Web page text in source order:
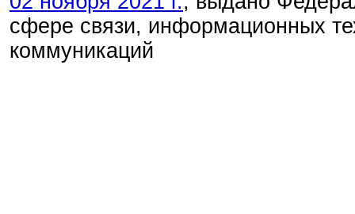
сфере связи, информационных
коммуникаций